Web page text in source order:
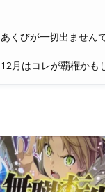
くびが一切出ません
月はコレが覇権かも